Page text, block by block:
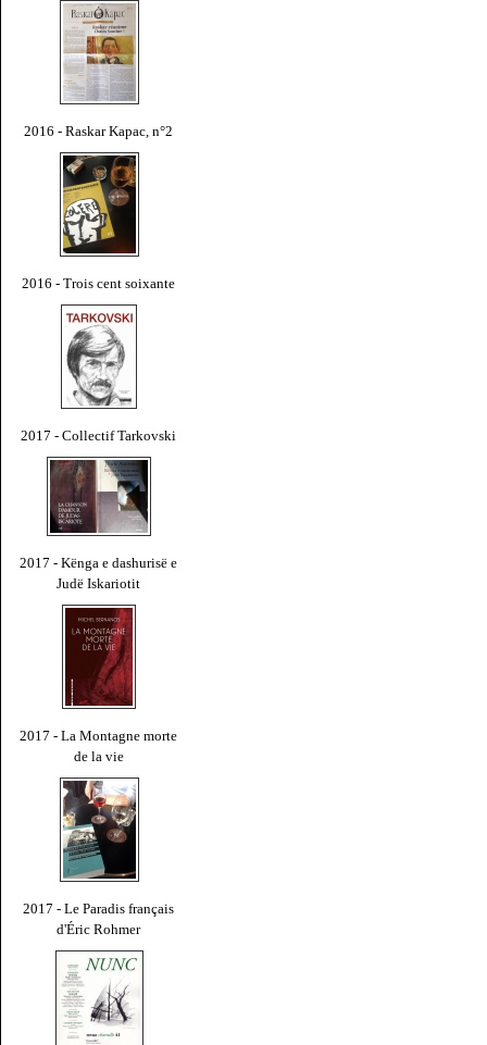
2016 - Raskar Kapac, n°2
2016 - Trois cent soixante
2017 - Collectif Tarkovski
2017 - Kënga e dashurisë e
Judë Iskariotit
2017 - La Montagne morte
de la vie
2017 - Le Paradis français
d'Éric Rohmer